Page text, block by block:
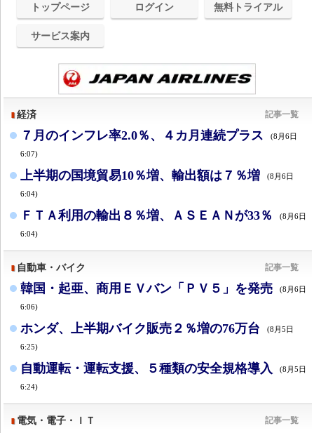
トップページ ログイン 無料トライアル
サービス案内
経済 記事一覧
７月のインフレ率2.0％、４カ月連続プラス (8月6日
6:07)
上半期の国境貿易10％増、輸出額は７％増 (8月6日
6:04)
ＦＴＡ利用の輸出８％増、ＡＳＥＡＮが33％ (8月6日
6:04)
自動車・バイク 記事一覧
韓国・起亜、商用ＥＶバン「ＰＶ５」を発売 (8月6日
6:06)
ホンダ、上半期バイク販売２％増の76万台 (8月5日
6:25)
自動運転・運転支援、５種類の安全規格導入 (8月5日
6:24)
電気・電子・ＩＴ 記事一覧